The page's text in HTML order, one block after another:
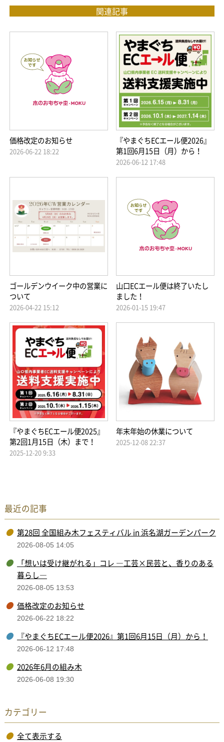
関連記事
価格改定のお知らせ
2026-06-22 18:22
『やまぐちECエール便2026』
第1回6月15日（月）から！
2026-06-12 17:48
ゴールデンウイーク中の営業に
ついて
2026-04-22 15:12
山口ECエール便は終了いたし
ました！
2026-01-15 19:47
『やまぐちECエール便2025』
第2回1月15日（木）まで！
2025-12-20 9:33
年末年始の休業について
2025-12-08 22:37
最近の記事
第28回 全国組み木フェスティバル in 浜名湖ガーデンパーク
2026-08-05 14:05
「想いは受け継がれる」コレ ―工芸×民芸と、香りのある
暮らし―
2026-08-05 13:53
価格改定のお知らせ
2026-06-22 18:22
『やまぐちECエール便2026』第1回6月15日（月）から！
2026-06-12 17:48
2026年6月の組み木
2026-06-08 19:30
カテゴリー
全て表示する